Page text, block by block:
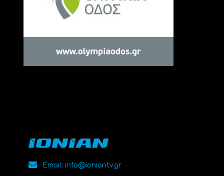
Email: info@ioniantv.gr